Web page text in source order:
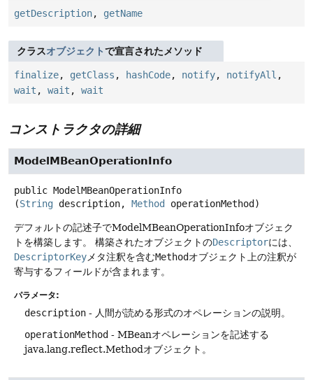
getDescription, getName
クラスオブジェクトで宣言されたメソッド
finalize, getClass , hashCode, notify, notifyAll ,
wait , wait , wait
コンストラクタの詳細
ModelMBeanOperationInfo
public ModelMBeanOperationInfo
(String description, Method operationMethod)
デフォルトの記述子でModelMBeanOperationInfoオブジェク
トを構築します。
構築されたオブジェクトのDescriptorには、
DescriptorKeyメタ注釈を含むMethodオブジェクト上の注釈が
寄与するフィールドが含まれます。
パラメータ:
description - 人間が読める形式のオペレーションの説明。
operationMethod - MBeanオペレーションを記述する
java.lang.reflect.Methodオブジェクト。